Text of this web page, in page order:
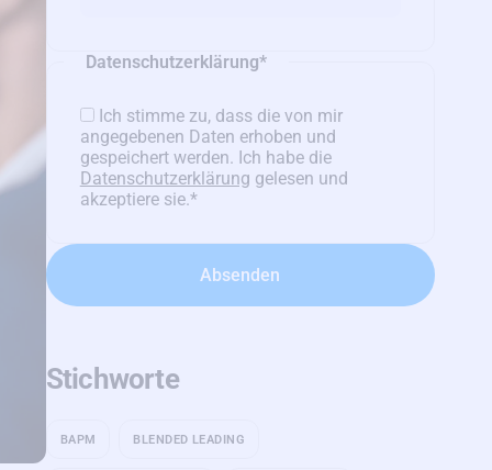
Datenschutzerklärung*
Ich stimme zu, dass die von mir
angegebenen Daten erhoben und
gespeichert werden. Ich habe die
Datenschutzerklärung gelesen und
akzeptiere sie.*
Stichworte
BAPM BLENDED LEADING